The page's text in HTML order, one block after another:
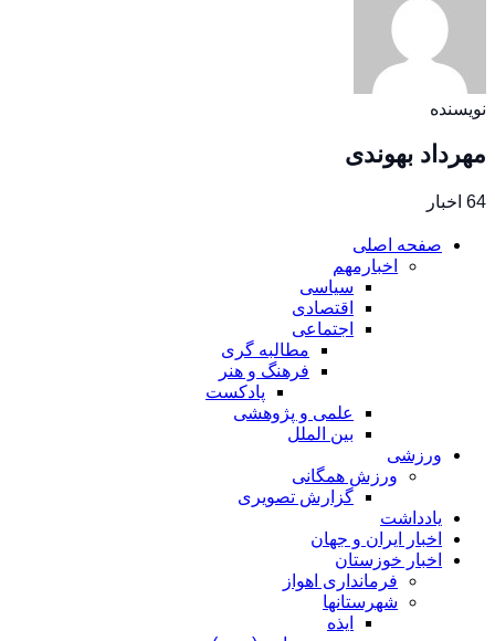
نویسنده
مهرداد بهوندی
64 اخبار
صفحه اصلی
اخبارمهم
سیاسی
اقتصادی
اجتماعی
مطالبه گری
فرهنگ و هنر
پادکست
علمی و پژوهشی
بین الملل
ورزشی
ورزش همگانی
گزارش تصویری
یادداشت
اخبار ایران و جهان
اخبار خوزستان
فرمانداری اهواز
شهرستانها
ایذه